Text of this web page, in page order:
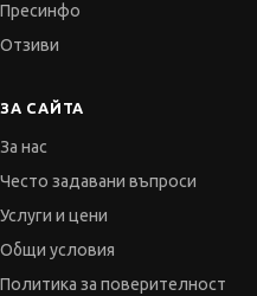
Пресинфо
Отзиви
ЗА САЙТА
За нас
Често задавани въпроси
Услуги и цени
Общи условия
Политика за поверителност